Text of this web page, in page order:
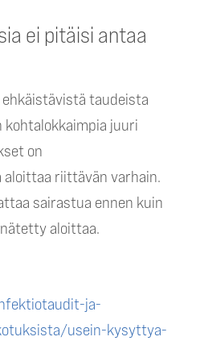
ei pitäisi antaa
taudeista
juuri
on
riittävän varhain.
sairastua ennen kuin
aloittaa.
ja-
usein-kysyttya-